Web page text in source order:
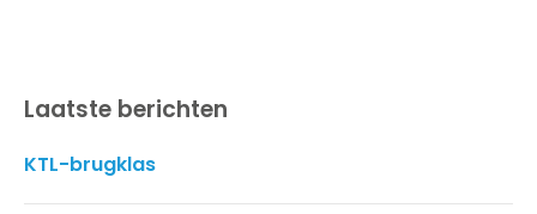
Laatste berichten
KTL-brugklas